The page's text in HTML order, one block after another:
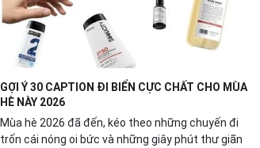
GỢI Ý 30 CAPTION ĐI BIỂN CỰC CHẤT CHO MÙA
HÈ NÀY 2026
Mùa hè 2026 đã đến, kéo theo những chuyến đi
trốn cái nóng oi bức và những giây phút thư giãn